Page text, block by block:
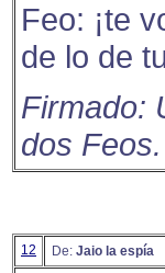
Feo: ¡te
de lo de
Firmado:
dos Feos.
12 De: Jaio la espía